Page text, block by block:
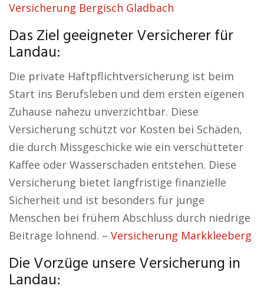
Versicherung Bergisch Gladbach
Das Ziel geeigneter Versicherer für
Landau:
Die private Haftpflichtversicherung ist beim
Start ins Berufsleben und dem ersten eigenen
Zuhause nahezu unverzichtbar. Diese
Versicherung schützt vor Kosten bei Schäden,
die durch Missgeschicke wie ein verschütteter
Kaffee oder Wasserschaden entstehen. Diese
Versicherung bietet langfristige finanzielle
Sicherheit und ist besonders für junge
Menschen bei frühem Abschluss durch niedrige
Beiträge lohnend. – Versicherung Markkleeberg
Die Vorzüge unsere Versicherung in
Landau: